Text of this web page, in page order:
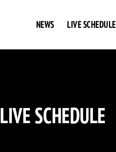
NEWS LIVE SCHEDULE
LIVE SCHEDULE